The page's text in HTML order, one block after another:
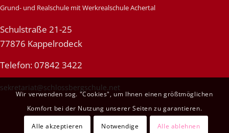
Grund- und Realschule mit Werkrealschule Achertal
Schulstraße 21-25
77876 Kappelrodeck
Telefon: 07842 3422
sekretariat@schlossbergschule.net
Wir verwenden sog. "Cookies", um Ihnen einen größtmöglichen
Komfort bei der Nutzung unserer Seiten zu garantieren.
Alle akzeptieren Notwendige Alle ablehnen